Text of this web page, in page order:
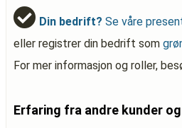
Din bedrift? Se våre
eller registrer din bedrift som
For mer informasjon og roller,
Erfaring fra andre kunder